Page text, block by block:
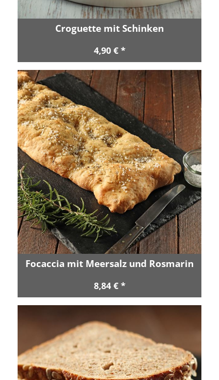
Croguette mit Schinken
4,90 € *
Focaccia mit Meersalz und Rosmarin
8,84 € *